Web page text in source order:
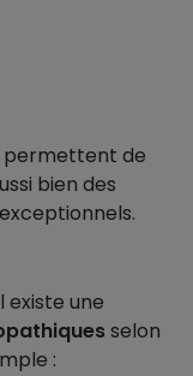
permettent de
bien des
existe une
selon
: